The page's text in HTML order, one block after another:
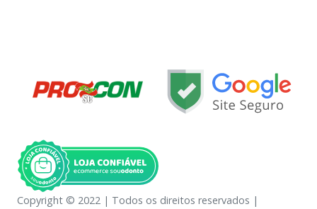
Copyright © 2022 | Todos os direitos reservados |